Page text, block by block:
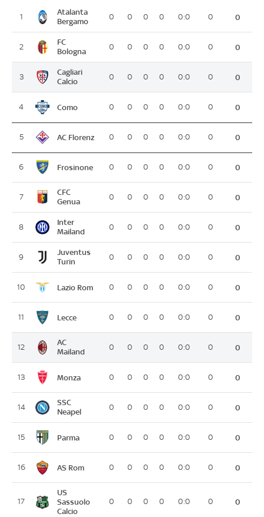
1
Atalanta
Bergamo
0 0 0 0 0:0 0 0
2
FC
Bologna
0 0 0 0 0:0 0 0
3
Cagliari
Calcio
0 0 0 0 0:0 0 0
4 Como 0 0 0 0 0:0 0 0
5 AC Florenz 0 0 0 0 0:0 0 0
6 Frosinone 0 0 0 0 0:0 0 0
7
CFC
Genua
0 0 0 0 0:0 0 0
8
Inter
Mailand
0 0 0 0 0:0 0 0
9
Juventus
Turin
0 0 0 0 0:0 0 0
10 Lazio Rom 0 0 0 0 0:0 0 0
11 Lecce 0 0 0 0 0:0 0 0
12
AC
Mailand
0 0 0 0 0:0 0 0
13 Monza 0 0 0 0 0:0 0 0
14
SSC
Neapel
0 0 0 0 0:0 0 0
15 Parma 0 0 0 0 0:0 0 0
16 AS Rom 0 0 0 0 0:0 0 0
17
US
Sassuolo
Calcio
0 0 0 0 0:0 0 0